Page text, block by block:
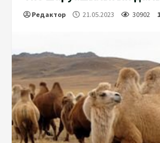
Редактор 21.05.2023 30902